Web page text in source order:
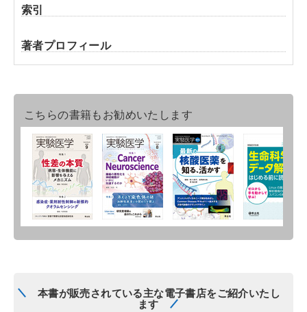
索引
著者プロフィール
こちらの書籍もお勧めいたします
本書が販売されている主な電子書店をご紹介いたし
ます